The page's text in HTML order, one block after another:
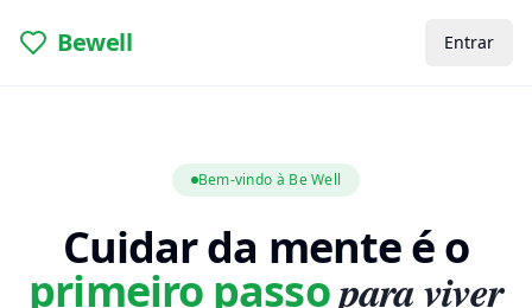
Bewell Entrar
Bem-vindo à Be Well
Cuidar da mente é o
primeiro passopara viver